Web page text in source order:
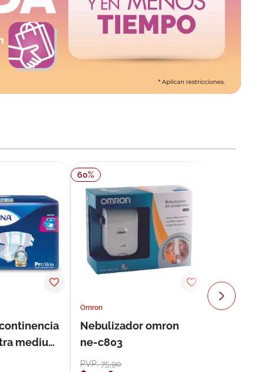
medium
60%
Omron
Nebulizador omron
ne-c803
PVP:75,90